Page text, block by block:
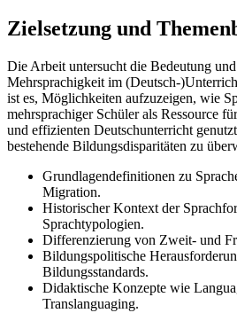
Zielsetzung und
Die Arbeit untersucht die Bedeutung
Mehrsprachigkeit im (Deutsch-
ist es, Möglichkeiten aufzuzeigen, wie
mehrsprachiger Schüler als Ressource
und effizienten Deutschunterricht
bestehende Bildungsdisparitäten zu
Grundlagendefinitionen zu
Migration.
Historischer Kontext der
Sprachtypologien.
Differenzierung von Zweit- und
Bildungspolitische
Bildungsstandards.
Didaktische Konzepte wie
Translanguaging.